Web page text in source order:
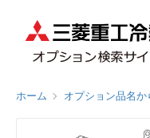
ホーム オプション品名か